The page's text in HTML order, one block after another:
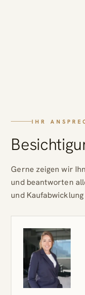
IHR
Gerne zeigen wir
und beantworten
und